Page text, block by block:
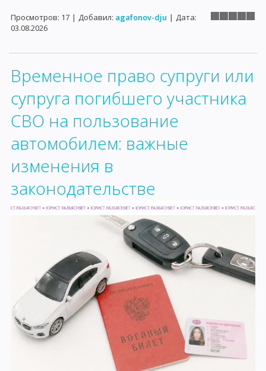
Просмотров: 17 | Добавил: agafonov-dju | Дата:
03.08.2026
Временное право супруги или
супруга погибшего участника
СВО на пользование
автомобилем: важные
изменения в
законодательстве